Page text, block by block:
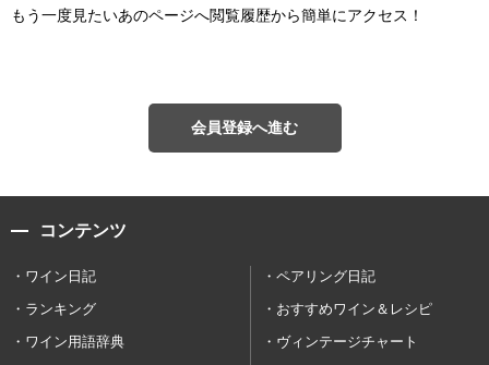
もう一度見たいあのページへ閲覧履歴から簡単にアクセス！
会員登録へ進む
コンテンツ
ワイン日記
ペアリング日記
ランキング
おすすめワイン＆レシピ
ワイン用語辞典
ヴィンテージチャート